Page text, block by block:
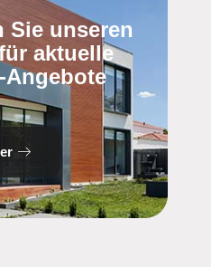
Sie unseren
aktuelle